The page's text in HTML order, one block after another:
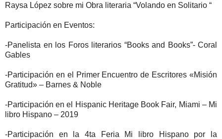
Raysa López sobre mi Obra literaria “Volando en Solitario “
Participación en Eventos:
-Panelista en los Foros literarios “Books and Books”- Coral
Gables
-Participación en el Primer Encuentro de Escritores «Misión
Gratitud» – Barnes & Noble
-Participación en el Hispanic Heritage Book Fair, Miami – Mi
libro Hispano – 2019
-Participación en la 4ta Feria Mi libro Hispano por la